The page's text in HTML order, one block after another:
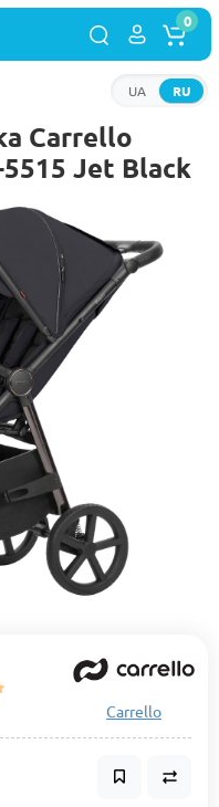
RU
UA
0
Carrello
5515 Jet Black
Carrello